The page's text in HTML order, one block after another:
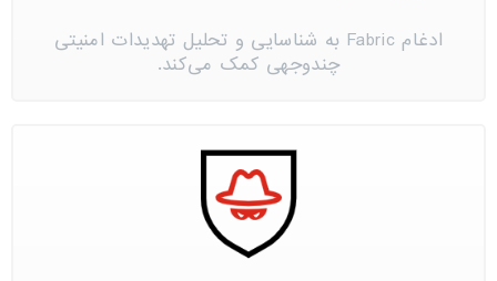
ادغام Fabric به شناسایی و تحلیل تهدیدات امنیتی
چندوجهی کمک می‌کند.